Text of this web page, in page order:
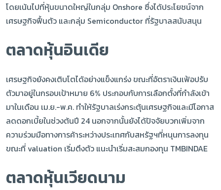
โดยเน้นไปที่หุ้นขนาดใหญ่ในกลุ่ม Onshore ซึ่งได้ประโยชน์จาก
เศรษฐกิจฟื้นตัว และกลุ่ม Semiconductor ที่รัฐบาลสนับสนุน
ตลาดหุ้นอินเดีย
เศรษฐกิจยังคงเติบโตได้อย่างแข็งแกร่ง ขณะที่อัตราเงินเฟ้อปรับ
ตัวมาอยู่ในกรอบเป้าหมาย 6% ประกอบกับการเลือกตั้งที่กำลังเข้า
มาในเดือน เม.ย.-พ.ค. ทำให้รัฐบาลเร่งกระตุ้นเศรษฐกิจและมีโอกาส
ลดดอกเบี้ยในช่วงต้นปี 24 นอกจากนั้นยังได้ปัจจัยบวกเพิ่มจาก
ความร่วมมือทางการค้าระหว่างประเทศกับสหรัฐฯที่หนุนการลงทุน
ขณะที่ valuation เริ่มตึงตัว แนะนำเริ่มสะสมกองทุน TMBINDAE
ตลาดหุ้นเวียดนาม